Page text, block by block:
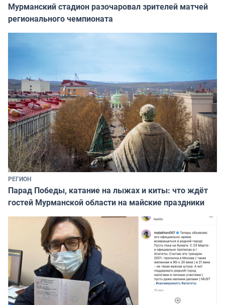
Мурманский стадион разочаровал зрителей матчей
регионального чемпионата
РЕГИОН
Парад Победы, катание на лыжах и киты: что ждёт
гостей Мурманской области на майские праздники